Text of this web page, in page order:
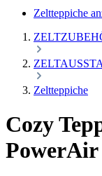
Zeltteppiche
Zeltteppiche
Cozy
PowerAir